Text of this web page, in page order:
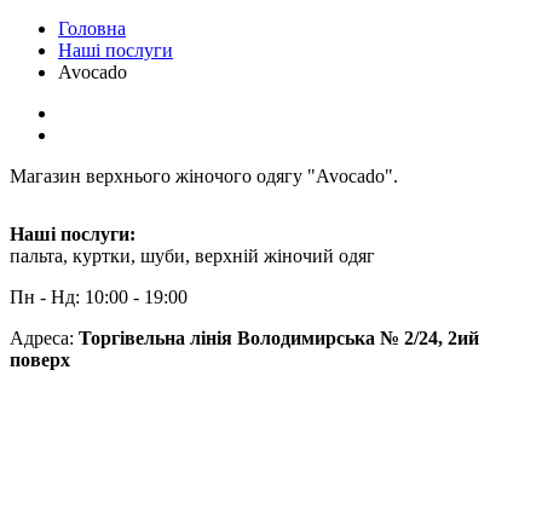
Головна
Наші послуги
Avocado
Магазин верхнього жіночого одягу "Avocado".
Наші послуги:
пальта, куртки, шуби, верхній жіночий одяг
Пн - Нд: 10:00 - 19:00
Адреса: Торгівельна лінія Володимирська № 2/24, 2ий
поверх